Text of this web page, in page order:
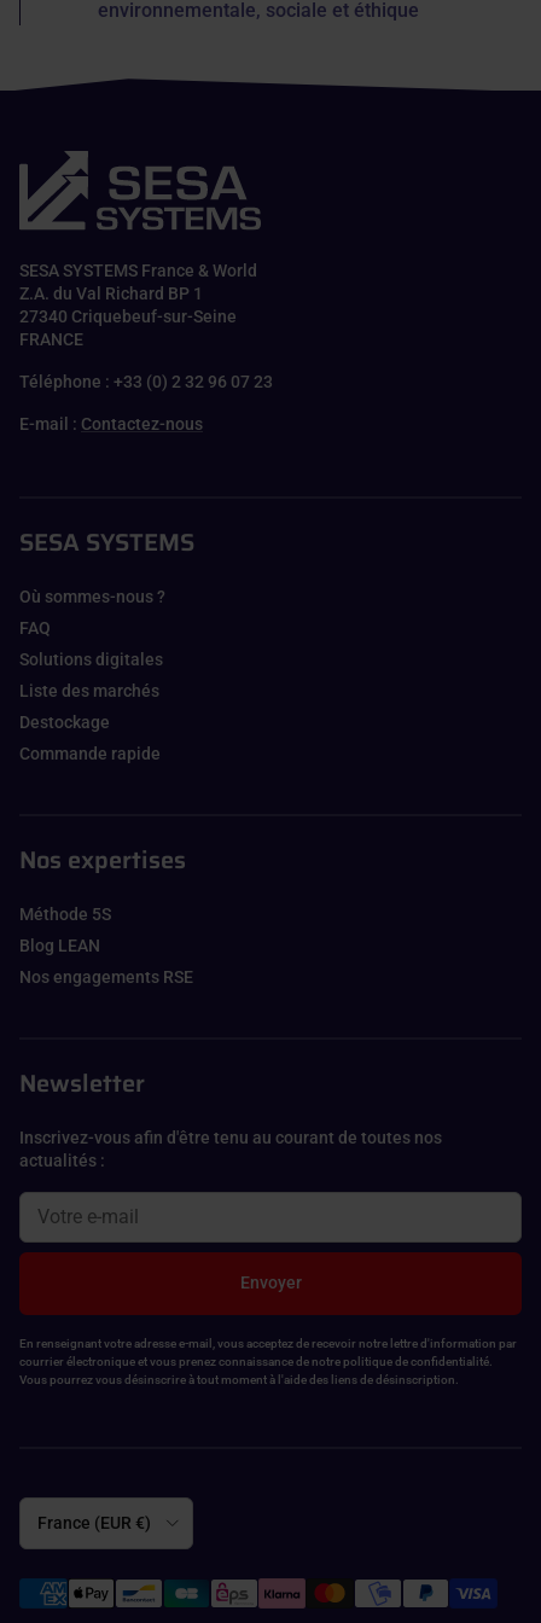
environnementale, sociale et éthique
SESA SYSTEMS France & World
Z.A. du Val Richard BP 1
27340 Criquebeuf-sur-Seine
FRANCE
Téléphone : +33 (0) 2 32 96 07 23
E-mail : Contactez-nous
SESA SYSTEMS
Où sommes-nous ?
FAQ
Solutions digitales
Liste des marchés
Destockage
Commande rapide
Nos expertises
Méthode 5S
Blog LEAN
Nos engagements RSE
Newsletter
Inscrivez-vous afin d'être tenu au courant de toutes nos
actualités :
Envoyer
En renseignant votre adresse e-mail, vous acceptez de recevoir notre lettre d'information par
courrier électronique et vous prenez connaissance de notre politique de confidentialité.
Vous pourrez vous désinscrire à tout moment à l'aide des liens de désinscription.
Pays
France (EUR €)